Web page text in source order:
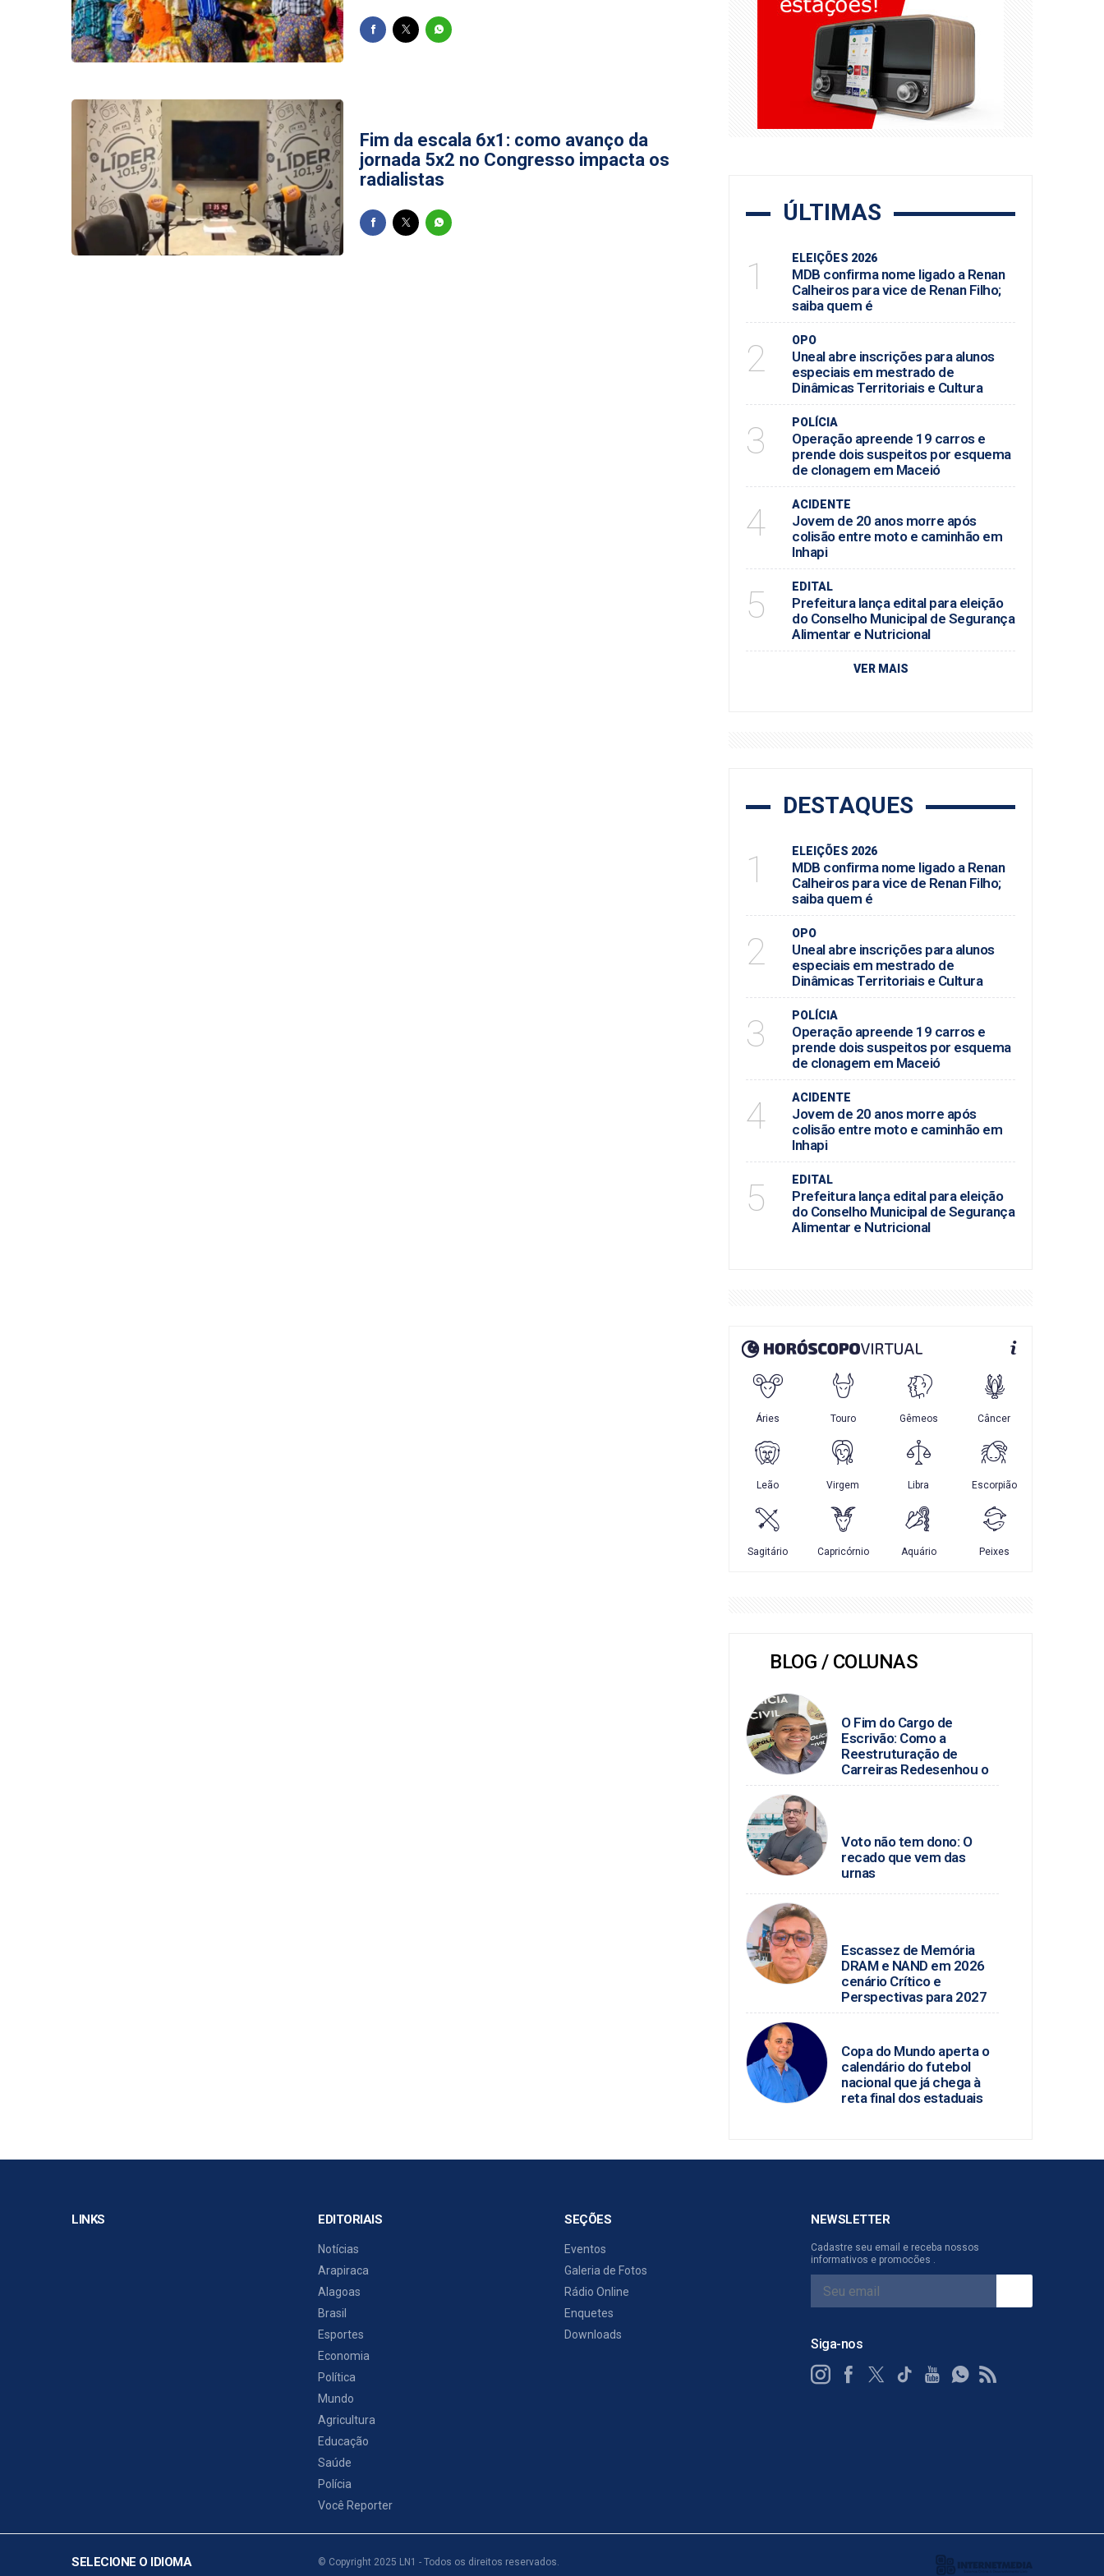
MDB confirma nome ligado a Renan Calheiros para vice de Renan Filho; saiba quem é
Uneal abre inscrições para alunos especiais em mestrado de Dinâmicas Territoriais e Cultura
Fim da escala 6x1: como avanço da
jornada 5x2 no Congresso impacta os
radialistas
ÚLTIMAS
1 ELEIÇÕES 2026
MDB confirma nome ligado a Renan
Calheiros para vice de Renan Filho;
saiba quem é
2 OPO
Uneal abre inscrições para alunos
especiais em mestrado de
Dinâmicas Territoriais e Cultura
3 POLÍCIA
Operação apreende 19 carros e
prende dois suspeitos por esquema
de clonagem em Maceió
4 ACIDENTE
Jovem de 20 anos morre após
colisão entre moto e caminhão em
Inhapi
5 EDITAL
Prefeitura lança edital para eleição
do Conselho Municipal de Segurança
Alimentar e Nutricional
VER MAIS
DESTAQUES
1 ELEIÇÕES 2026
MDB confirma nome ligado a Renan
Calheiros para vice de Renan Filho;
saiba quem é
2 OPO
Uneal abre inscrições para alunos
especiais em mestrado de
Dinâmicas Territoriais e Cultura
3 POLÍCIA
Operação apreende 19 carros e
prende dois suspeitos por esquema
de clonagem em Maceió
4 ACIDENTE
Jovem de 20 anos morre após
colisão entre moto e caminhão em
Inhapi
5 EDITAL
Prefeitura lança edital para eleição
do Conselho Municipal de Segurança
Alimentar e Nutricional
BLOG / COLUNAS
O Fim do Cargo de
Escrivão: Como a
Reestruturação de
Carreiras Redesenhou o
Judiciário e a Polícia Civil
Voto não tem dono: O
recado que vem das
urnas
Escassez de Memória
DRAM e NAND em 2026
cenário Crítico e
Perspectivas para 2027
Copa do Mundo aperta o
calendário do futebol
nacional que já chega à
reta final dos estaduais
LINKS EDITORIAIS
Notícias
Arapiraca
Alagoas
Brasil
Esportes
Economia
Política
Mundo
Agricultura
Educação
Saúde
Polícia
Você Reporter
SEÇÕES
Eventos
Galeria de Fotos
Rádio Online
Enquetes
Downloads
NEWSLETTER
Cadastre seu email e receba nossos
informativos e promocões .
Siga-nos
SELECIONE O IDIOMA © Copyright 2025 LN1 - Todos os direitos reservados.